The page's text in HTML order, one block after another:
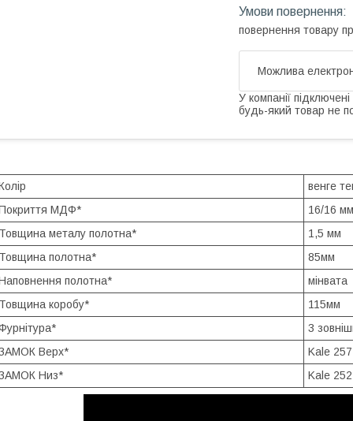
повернення товару
У компанії
будь-який товар не
венге
МДФ*
16/16 мм
Товщина металу полотна*
1,5 мм
Товщина полотна*
85мм
полотна*
мінвата
Товщина коробу*
115мм
3
Верх*
Kale 257
Низ*
Kale